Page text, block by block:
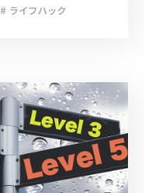
# ライフハック